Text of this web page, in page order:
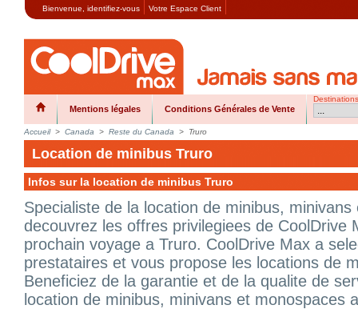
Bienvenue, identifiez-vous Votre Espace Client
Mentions légales Conditions Générales de Vente
Destinations
Accueil > Canada > Reste du Canada > Truro
Location de minibus Truro
Infos sur la location de minibus Truro
Specialiste de la location de minibus,
decouvrez les offres privilegiees de CoolDrive
prochain voyage a Truro. CoolDrive Max a
prestataires et vous propose les locations de
Beneficiez de la garantie et de la qualite de
location de minibus, minivans et monospaces